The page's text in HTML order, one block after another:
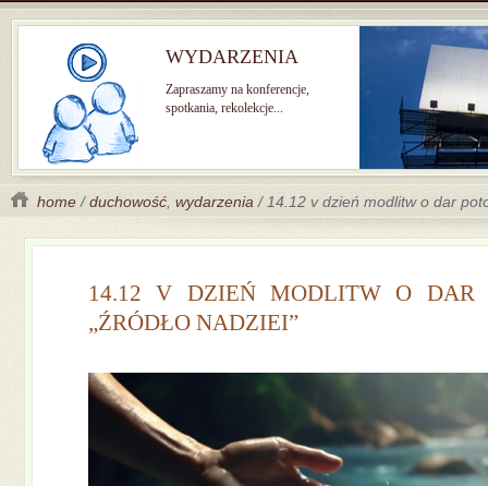
WYDARZENIA
Zapraszamy na konferencje,
spotkania, rekolekcje...
home /duchowość wydarzenia / 14.12 v dzień modlitw o dar
14.12 V DZIEŃ MODLITW O DAR
„ŹRÓDŁO NADZIEI”